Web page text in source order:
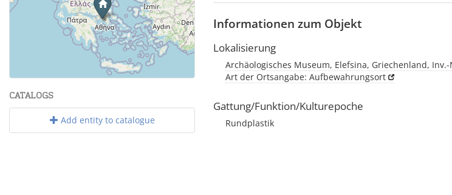
| Maps and Data ©
CATALOGS
Add entity to catalogue
Informationen zum Objekt
Lokalisierung
Archäologisches Museum, Elefsina, Griechenland, Inv.-
Art der Ortsangabe: Aufbewahrungsort
Gattung/Funktion/Kulturepoche
Rundplastik